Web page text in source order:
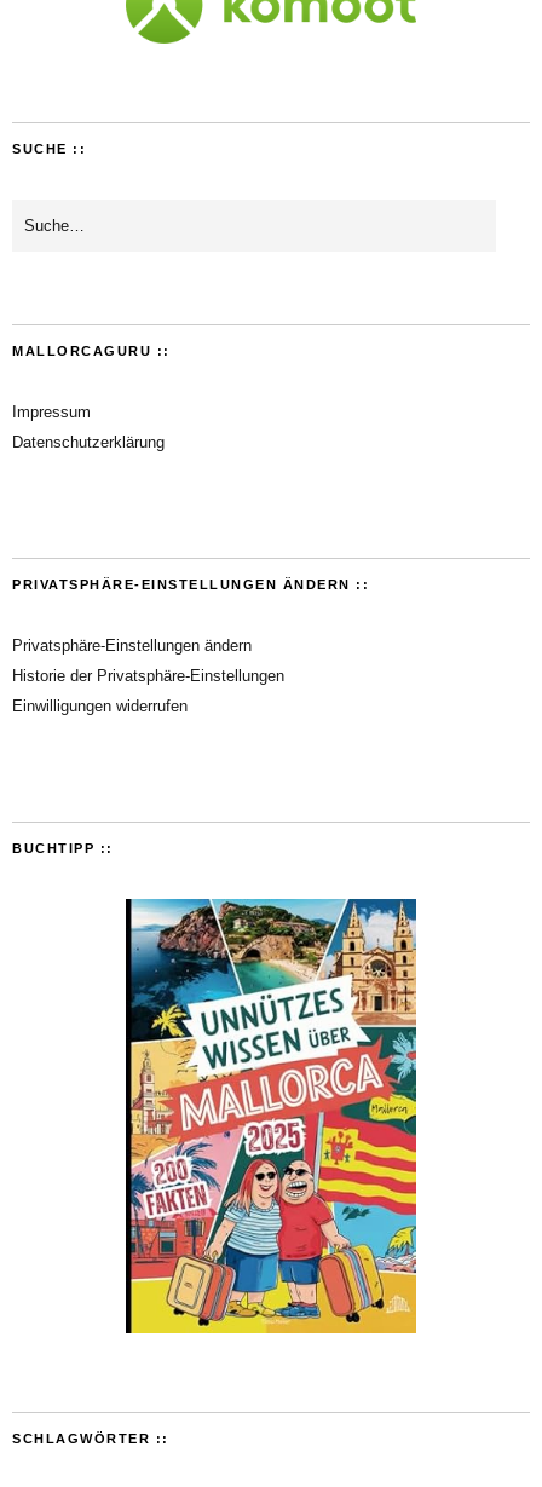
SUCHE ::
MALLORCAGURU ::
Impressum
Datenschutzerklärung
PRIVATSPHÄRE-EINSTELLUNGEN ÄNDERN ::
Privatsphäre-Einstellungen ändern
Historie der Privatsphäre-Einstellungen
Einwilligungen widerrufen
BUCHTIPP ::
SCHLAGWÖRTER ::